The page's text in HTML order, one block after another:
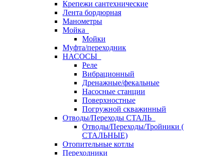
Крепежи сантехнические
Лента бордюрная
Манометры
Мойка
Мойки
Муфта/переходник
НАСОСЫ
Реле
Вибрационный
Дренажные/фекальные
Насосные станции
Поверхностные
Погружной скважинный
Отводы/Переходы СТАЛЬ
Отводы/Переходы/Тройники (
СТАЛЬНЫЕ)
Отопительные котлы
Переходники